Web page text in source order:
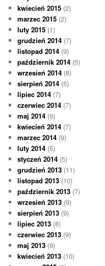
kwiecień 2015 (2)
marzec 2015 (2)
luty 2015 (1)
grudzień 2014 (7)
listopad 2014 (9)
październik 2014 (5)
wrzesień 2014 (8)
sierpień 2014 (5)
lipiec 2014 (7)
czerwiec 2014 (7)
maj 2014 (9)
kwiecień 2014 (7)
marzec 2014 (9)
luty 2014 (5)
styczeń 2014 (5)
grudzień 2013 (11)
listopad 2013 (10)
październik 2013 (7)
wrzesień 2013 (9)
sierpień 2013 (9)
lipiec 2013 (8)
czerwiec 2013 (9)
maj 2013 (9)
kwiecień 2013 (10)